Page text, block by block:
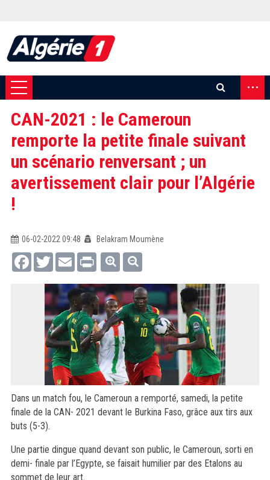
...
CAN-2021 : le Cameroun
remporte la petite finale suivant
un scénario renversant ; un
avertissement clair pour l’Algérie
!
06-02-2022 09:48
Belakram Moumène
FacebookTwitterEmail Print
Dans un match fou, le Cameroun a remporté, samedi, la petite
finale de la CAN- 2021 devant le Burkina Faso, grâce aux tirs aux
buts (5-3).
Une partie dingue quand devant son public, le Cameroun, sorti en
demi- finale par l’Egypte, se faisait humilier par des Etalons au
sommet de leur art.